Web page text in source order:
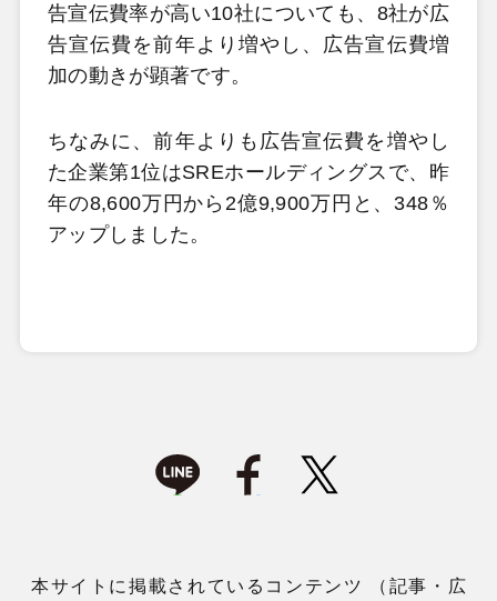
告宣伝費率が高い10社についても、8社が広
告宣伝費を前年より増やし、広告宣伝費増
加の動きが顕著です。
ちなみに、前年よりも広告宣伝費を増やし
た企業第1位はSREホールディングスで、昨
年の8,600万円から2億9,900万円と、348％
アップしました。
本サイトに掲載されているコンテンツ （記事・広